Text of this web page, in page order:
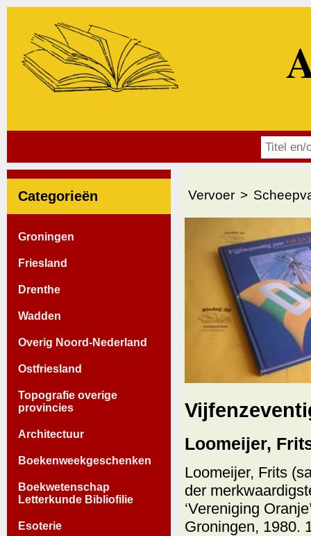
Categorieën
Groningen
Friesland
Drenthe
Wadden
Overig Noord-Nederland
Ostfriesland
Topografie overige
provincies
Architectuur
Boekenweekgeschenken
Boekwetenschap
Letterkunde Bibliofilie
Esoterie
Vervoer
Loomeijer,
Loomeijer, Frits
der
‘Vereniging
Groningen, 1980.